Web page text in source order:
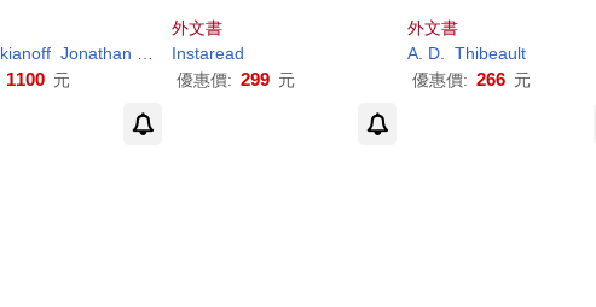
Yuan Cheng
Jonathan
Haidt
1100 元
’’s The Righteous Mind b
y Instaread
外文書
Instaread
優惠價: 299 元
Righteous Mind
外文書
A. D.
Thibeault
優惠價: 266 元